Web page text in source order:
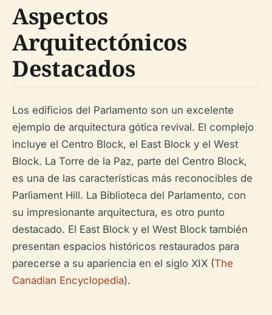
Aspectos
Arquitectónicos
Destacados
Los edificios del Parlamento son un excelente
ejemplo de arquitectura gótica revival. El complejo
incluye el Centro Block, el East Block y el West
Block. La Torre de la Paz, parte del Centro Block,
es una de las características más reconocibles de
Parliament Hill. La Biblioteca del Parlamento, con
su impresionante arquitectura, es otro punto
destacado. El East Block y el West Block también
presentan espacios históricos restaurados para
parecerse a su apariencia en el siglo XIX (The
Canadian Encyclopedia).